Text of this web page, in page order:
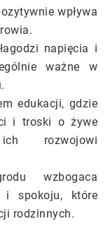
wpływa
napięcia i
ważne w
edukacji, gdzie
i troski o żywe
rozwojowi
wzbogaca
i spokoju, które
rodzinnych.